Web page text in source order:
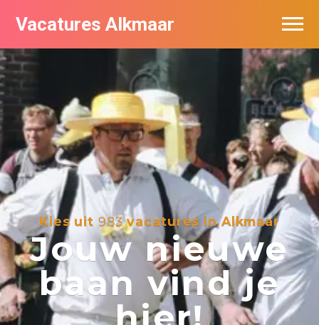
Vacatures Alkmaar
Kies uit 983vacatures in Alkmaar
Jouw nieuwe
baan vind je
Vacatures per bedrijf
Nieuwsbrief feed